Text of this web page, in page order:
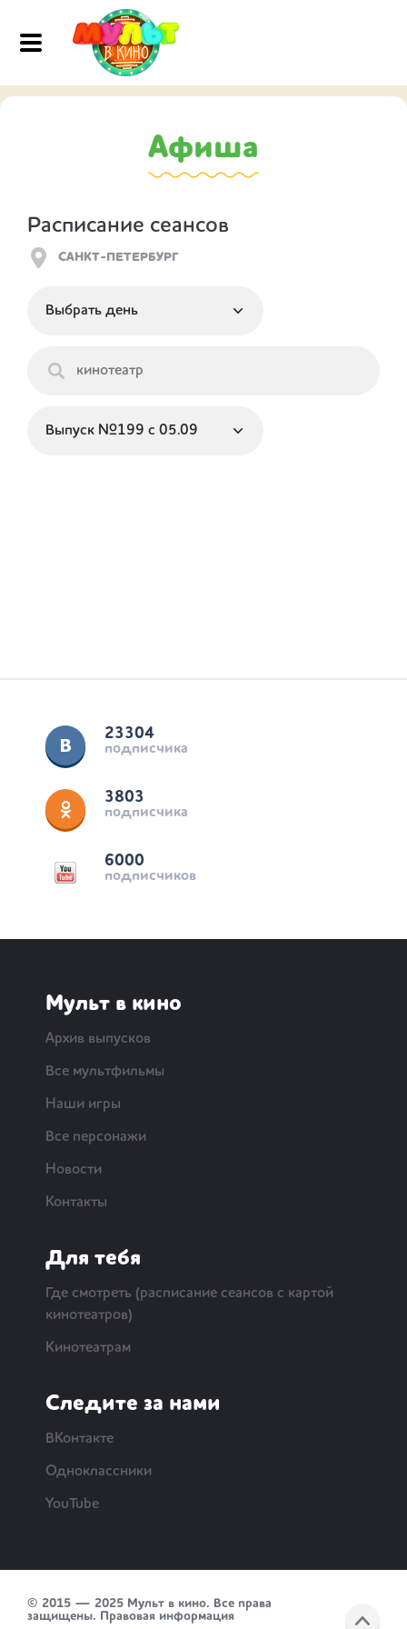
Афиша
Расписание сеансов
23304
подписчика
3803
подписчика
6000
подписчиков
Мульт в кино
Архив выпусков
Все мультфильмы
Наши игры
Все персонажи
Новости
Контакты
Для тебя
Где смотреть (расписание сеансов с картой
кинотеатров)
Кинотеатрам
Следите за нами
ВКонтакте
Одноклассники
YouTube
© 2015 — 2025 Мульт в кино. Все права
защищены. Правовая информация